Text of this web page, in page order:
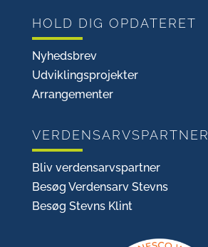
HOLD DIG OPDATERET
Nyhedsbrev
Udviklingsprojekter
Arrangementer
VERDENSARVSPARTNER
Bliv verdensarvspartner
Besøg Verdensarv Stevns
Besøg Stevns Klint